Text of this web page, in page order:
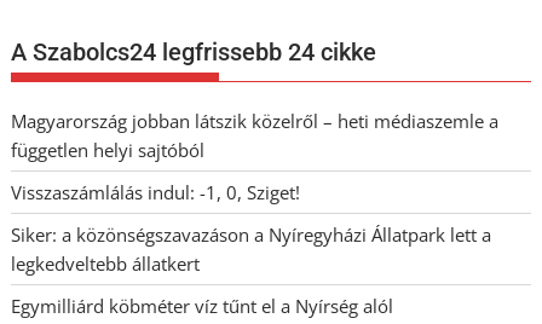
A Szabolcs24 legfrissebb 24 cikke
Magyarország jobban látszik közelről – heti médiaszemle a
független helyi sajtóból
Visszaszámlálás indul: -1, 0, Sziget!
Siker: a közönségszavazáson a Nyíregyházi Állatpark lett a
legkedveltebb állatkert
Egymilliárd köbméter víz tűnt el a Nyírség alól